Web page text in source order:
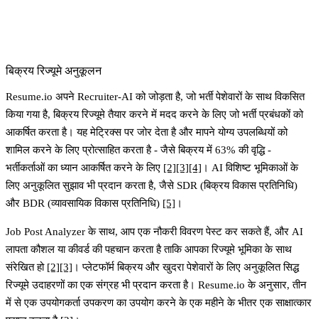
बिक्रय रिज्यूमे अनुकूलन
Resume.io अपने Recruiter-AI को जोड़ता है, जो भर्ती पेशेवारों के साथ विकसित
किया गया है, बिक्रय रिज्यूमे तैयार करने में मदद करने के लिए जो भर्ती प्रबंधकों को
आकर्षित करता है। यह मेट्रिक्स पर जोर देता है और मापने योग्य उपलब्धियों को
शामिल करने के लिए प्रोत्साहित करता है - जैसे बिक्रय में 63% की वृद्धि -
भर्तीकर्ताओं का ध्यान आकर्षित करने के लिए [2][3][4] । AI विशिष्ट भूमिकाओं के
लिए अनुकूलित सुझाव भी प्रदान करता है, जैसे SDR (बिक्रय विकास प्रतिनिधि)
और BDR (व्यावसायिक विकास प्रतिनिधि) [5] ।
Job Post Analyzer के साथ, आप एक नौकरी विवरण पेस्ट कर सकते हैं, और AI
लापता कौशल या कीवर्ड की पहचान करता है ताकि आपका रिज्यूमे भूमिका के साथ
संरेखित हो [2][3] । प्लेटफॉर्म बिक्रय और खुदरा पेशेवारों के लिए अनुकूलित सिद्ध
रिज्यूमे उदाहरणों का एक संग्रह भी प्रदान करता है। Resume.io के अनुसार, तीन
में से एक उपयोगकर्ता उपकरण का उपयोग करने के एक महीने के भीतर एक साक्षात्कार